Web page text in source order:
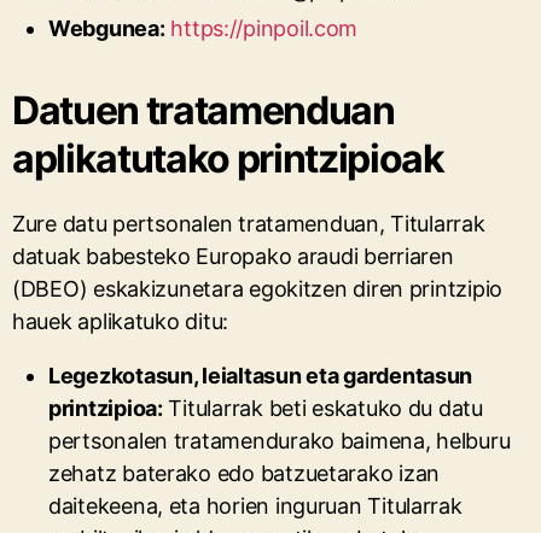
Webgunea: https://pinpoil.com
Datuen tratamenduan
aplikatutako printzipioak
Zure datu pertsonalen tratamenduan, Titularrak
datuak babesteko Europako araudi berriaren
(DBEO) eskakizunetara egokitzen diren printzipio
hauek aplikatuko ditu:
Legezkotasun, leialtasun eta gardentasun
printzipioa: Titularrak beti eskatuko du datu
pertsonalen tratamendurako baimena, helburu
zehatz baterako edo batzuetarako izan
daitekeena, eta horien inguruan Titularrak